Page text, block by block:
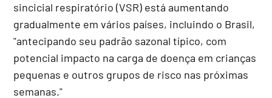
sincicial respiratório (VSR) está aumentando
gradualmente em vários países, incluindo o Brasil,
"antecipando seu padrão sazonal típico, com
potencial impacto na carga de doença em crianças
pequenas e outros grupos de risco nas próximas
semanas."